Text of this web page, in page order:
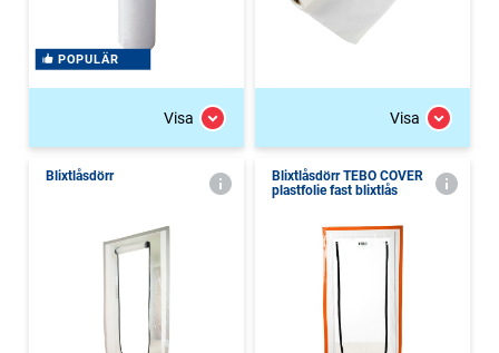
POPULÄR
Visa Visa
Blixtlåsdörr
Blixtlåsdörr TEBO COVER
plastfolie fast blixtlås